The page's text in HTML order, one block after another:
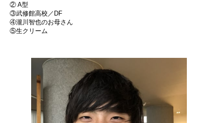
② A型
③武修館高校／DF
④瀧川智也のお母さん
⑤生クリーム